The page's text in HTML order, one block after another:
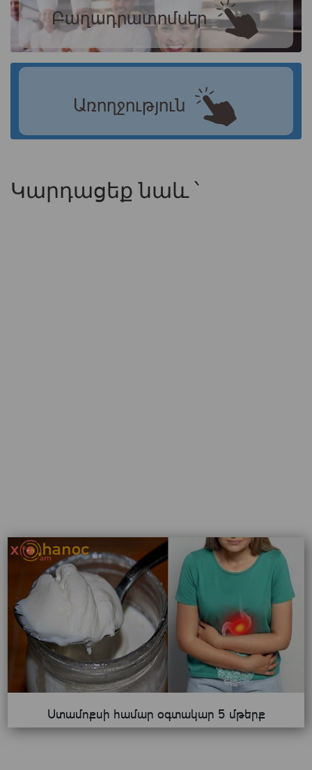
Բաղադրատոմսեր
Առողջություն
Կարդացեք նաև ՝
Ստամոքսի համար օգտակար 5 մթերք